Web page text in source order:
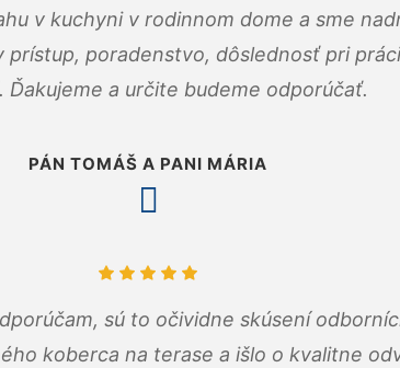
v kuchyni v rodinnom dome a sme
prístup, poradenstvo, dôslednosť pri
Ďakujeme a určite budeme odporúčať.
PÁN TOMÁŠ A PANI MÁRIA
sú to očividne skúsení
koberca na terase a išlo o kvalitne